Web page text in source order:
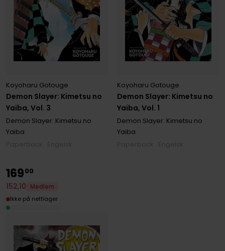
Demon Slayer: Kimetsu no
Yaiba, Vol. 3
Koyoharu Gotouge
Demon Slayer: Kimetsu no
Yaiba
Demon Slayer: Kimetsu no
Yaiba, Vol. 1
Koyoharu Gotouge
Demon Slayer: Kimetsu no
Yaiba
16900
152,10
Medlem
Ikke på nettlager